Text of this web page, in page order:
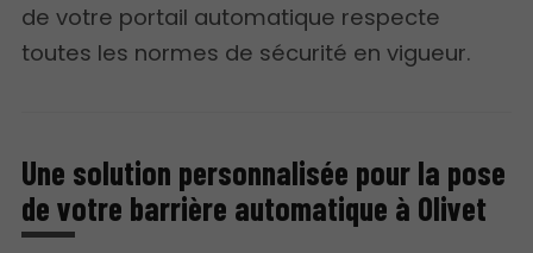
de votre portail automatique respecte
toutes les normes de sécurité en vigueur.
Une solution personnalisée pour la pose
de votre barrière automatique à Olivet